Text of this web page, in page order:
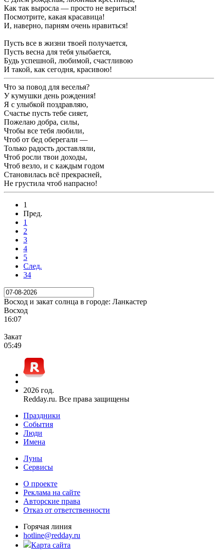
Как так выросла — просто не вериться!
Посмотрите, какая красавица!
И, наверно, парням очень нравиться!
Пусть все в жизни твоей получается,
Пусть весна для тебя улыбается,
Будь успешной, любимой, счастливою
И такой, как сегодня, красивою!
Что за повод для веселья?
У кумушки день рождения!
Я с улыбкой поздравляю,
Счастье пусть тебе сияет,
Пожелаю добра, силы,
Чтобы все тебя любили,
Чтоб от бед оберегали —
Только радость доставляли,
Чтоб росли твои доходы,
Чтоб везло, и с каждым годом
Становилась всё прекрасней,
Не грустила чтоб напрасно!
1
Пред.
1
2
3
4
5
След.
34
Восход и закат солнца в городе: Ланкастер
Восход
16:07
Закат
05:49
2026 год.
Redday.ru. Все права защищены
Праздники
События
Люди
Имена
Луны
Сервисы
О проекте
Реклама на сайте
Авторские права
Отказ от ответственности
Горячая линия
hotline@redday.ru
Карта сайта